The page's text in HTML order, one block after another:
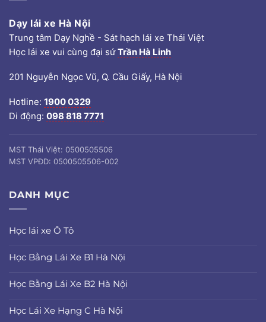
Dạy lái xe Hà Nội
Trung tâm Dạy Nghề - Sát hạch lái xe Thái Việt
Học lái xe vui cùng đại sứTrần Hà Linh
201 Nguyễn Ngọc Vũ, Q. Cầu Giấy, Hà Nội
Hotline: 1900 0329
Di động: 098 818 7771
MST Thái Việt: 0500505506
MST VPĐD: 0500505506-002
DANH MỤC
Học lái xe Ô Tô
Học Bằng Lái Xe B1 Hà Nội
Học Bằng Lái Xe B2 Hà Nội
Học Lái Xe Hạng C Hà Nội